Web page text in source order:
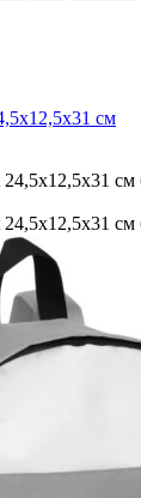
см